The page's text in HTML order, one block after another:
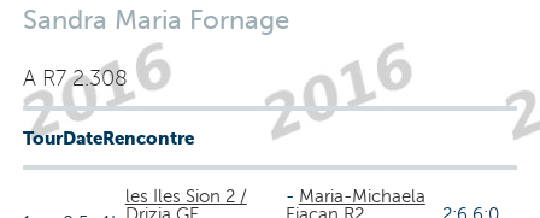
Sandra Maria Fornage
A R7 2.308
TourDateRencontre
les Iles Sion 2 /
- Maria-Michaela